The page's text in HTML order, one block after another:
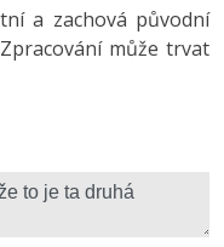
a zachová původní
může trvat